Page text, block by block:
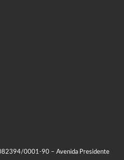
0001-90 – Avenida Presidente